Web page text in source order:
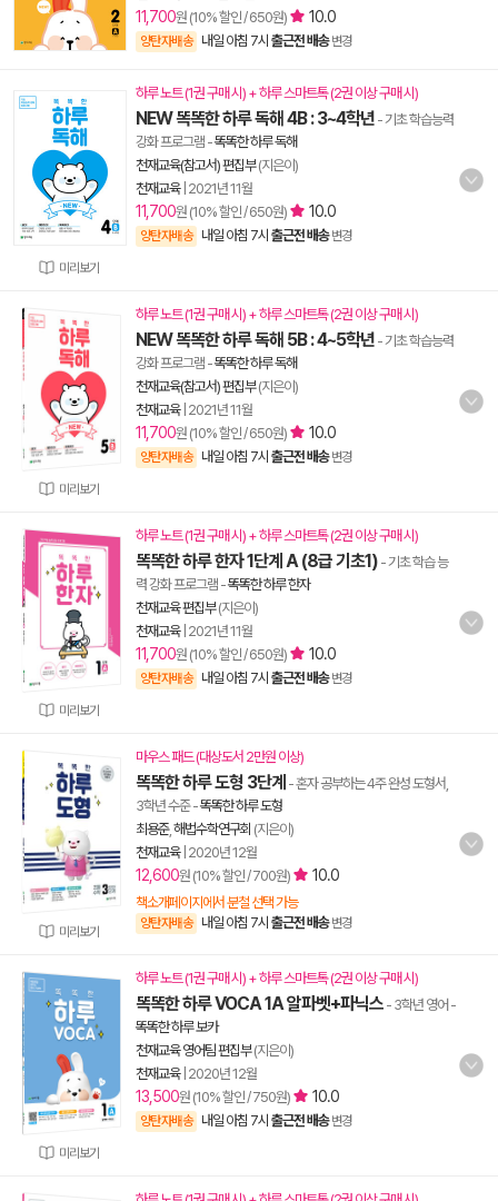
11,700원 (10% 할인 / 650원) 10.0
양탄자배송 내일 아침 7시 출근전 배송 변경
미리보기
하루 노트 (1권 구매 시) + 하루 스마트톡 (2권 이상 구매 시)
NEW 똑똑한 하루 독해 4B : 3~4학년 - 기초 학습능력
강화 프로그램 -똑똑한 하루 독해
천재교육(참고서) 편집부(지은이)
천재교육| 2021년 11월
11,700원 (10% 할인 / 650원) 10.0
양탄자배송 내일 아침 7시 출근전 배송 변경
미리보기
하루 노트 (1권 구매 시) + 하루 스마트톡 (2권 이상 구매 시)
NEW 똑똑한 하루 독해 5B : 4~5학년 - 기초 학습능력
강화 프로그램 -똑똑한 하루 독해
천재교육(참고서) 편집부(지은이)
천재교육| 2021년 11월
11,700원 (10% 할인 / 650원) 10.0
양탄자배송 내일 아침 7시 출근전 배송 변경
미리보기
하루 노트 (1권 구매 시) + 하루 스마트톡 (2권 이상 구매 시)
똑똑한 하루 한자 1단계 A (8급 기초1) - 기초 학습 능
력 강화 프로그램 -똑똑한 하루 한자
천재교육 편집부(지은이)
천재교육| 2021년 11월
11,700원 (10% 할인 / 650원) 10.0
양탄자배송 내일 아침 7시 출근전 배송 변경
미리보기
마우스 패드 (대상도서 2만원 이상)
똑똑한 하루 도형 3단계 - 혼자 공부하는 4주 완성 도형서,
3학년 수준-똑똑한 하루 도형
최용준, 해법수학연구회 (지은이)
천재교육| 2020년 12월
12,600원 (10% 할인 / 700원) 10.0
책소개페이지에서 분철 선택 가능
양탄자배송 내일 아침 7시 출근전 배송 변경
미리보기
하루 노트 (1권 구매 시) + 하루 스마트톡 (2권 이상 구매 시)
똑똑한 하루 VOCA 1A 알파벳+파닉스 - 3학년 영어 -
똑똑한 하루 보카
천재교육 영어팀 편집부(지은이)
천재교육| 2020년 12월
13,500원 (10% 할인 / 750원) 10.0
양탄자배송 내일 아침 7시 출근전 배송 변경